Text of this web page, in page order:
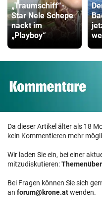
„Traumschiff“-
Star Nele Schepe
nackt im
„Playboy“
Da dieser Artikel älter als 18
kein Kommentieren mehr
Wir laden Sie ein, bei einer
mitzudiskutieren:
Bei Fragen können Sie sich
an forum@krone.atwenden.